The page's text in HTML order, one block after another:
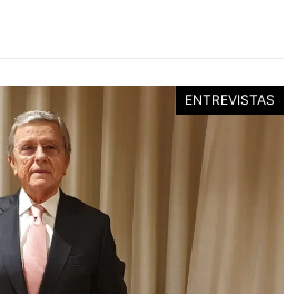
ENTREVISTAS